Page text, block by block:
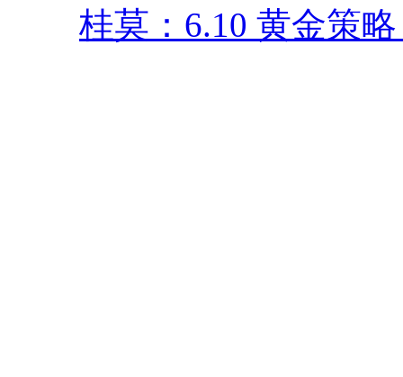
桂莫：6.10 黄金策略